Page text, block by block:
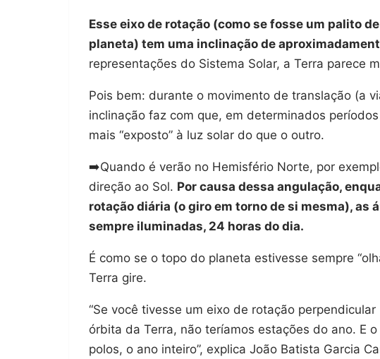
Esse eixo de rotação (como se fosse um palito
planeta) tem uma inclinação de
representações do Sistema Solar, a Terra parece
Pois bem: durante o movimento de translação (a
inclinação faz com que, em determinados
mais “exposto” à luz solar do que o outro.
➡️Quando é verão no Hemisfério Norte, por
direção ao Sol. Por causa dessa angulação,
rotação diária (o giro em torno de si mesma), as
sempre iluminadas, 24 horas do dia.
É como se o topo do planeta estivesse sempre
Terra gire.
“Se você tivesse um eixo de rotação
órbita da Terra, não teríamos estações do ano. E
polos, o ano inteiro”, explica João Batista Garcia